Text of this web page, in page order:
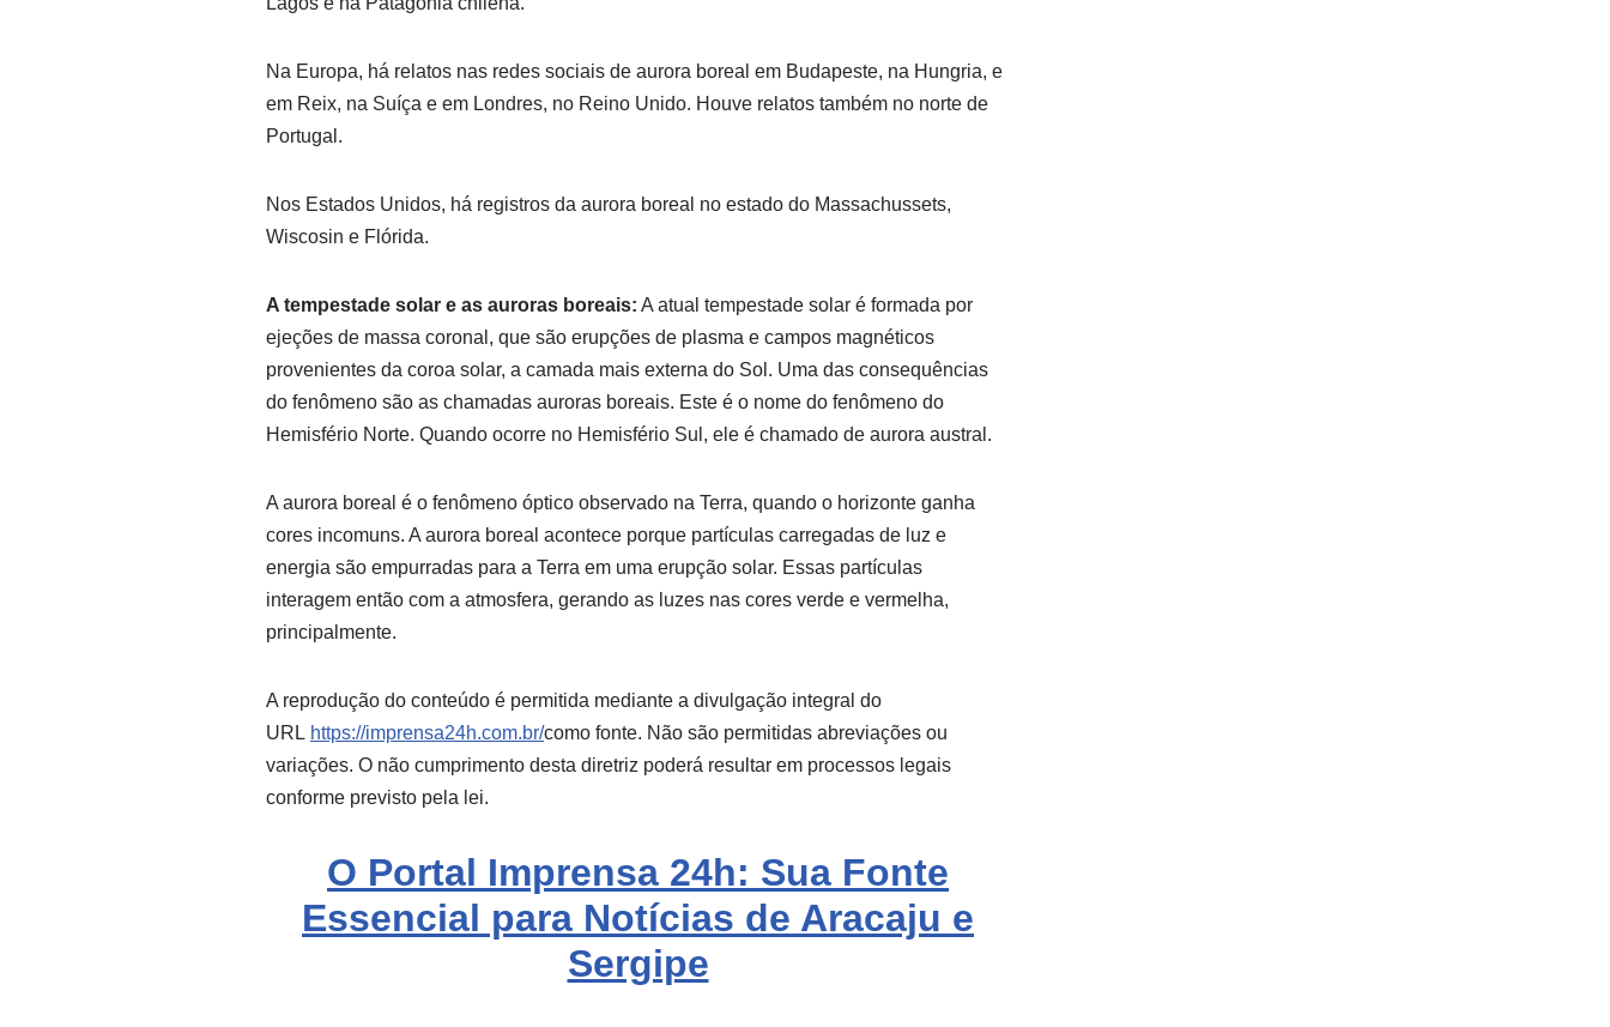
Na Europa, há relatos nas redes sociais de aurora boreal em Budapeste, na Hungria, e
em Reix, na Suíça e em Londres, no Reino Unido. Houve relatos também no norte de
Portugal.
Nos Estados Unidos, há registros da aurora boreal no estado do Massachussets,
Wiscosin e Flórida.
A tempestade solar e as auroras boreais: A atual tempestade solar é formada por
ejeções de massa coronal, que são erupções de plasma e campos magnéticos
provenientes da coroa solar, a camada mais externa do Sol. Uma das consequências
do fenômeno são as chamadas auroras boreais. Este é o nome do fenômeno do
Hemisfério Norte. Quando ocorre no Hemisfério Sul, ele é chamado de aurora austral.
A aurora boreal é o fenômeno óptico observado na Terra, quando o horizonte ganha
cores incomuns. A aurora boreal acontece porque partículas carregadas de luz e
energia são empurradas para a Terra em uma erupção solar. Essas partículas
interagem então com a atmosfera, gerando as luzes nas cores verde e vermelha,
principalmente.
A reprodução do conteúdo é permitida mediante a divulgação integral do
URL https://imprensa24h.com.br/como fonte. Não são permitidas abreviações ou
variações. O não cumprimento desta diretriz poderá resultar em processos legais
conforme previsto pela lei.
O Portal Imprensa 24h: Sua Fonte
Essencial para Notícias de Aracaju e
Sergipe